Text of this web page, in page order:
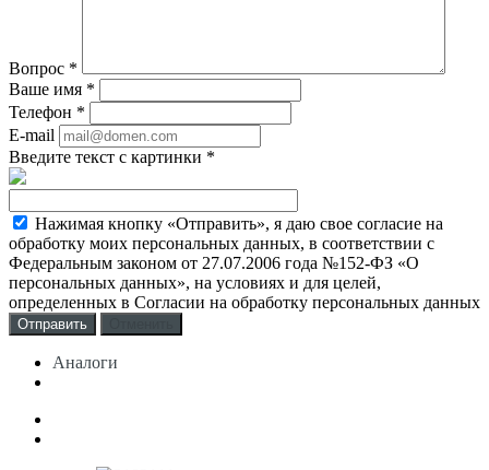
Вопрос *
Ваше имя *
Телефон *
E-mail
Введите текст с картинки *
Нажимая кнопку «Отправить», я даю свое согласие на
обработку моих персональных данных, в соответствии с
Федеральным законом от 27.07.2006 года №152-ФЗ «О
персональных данных», на условиях и для целей,
определенных в Согласии на обработку персональных данных
Аналоги